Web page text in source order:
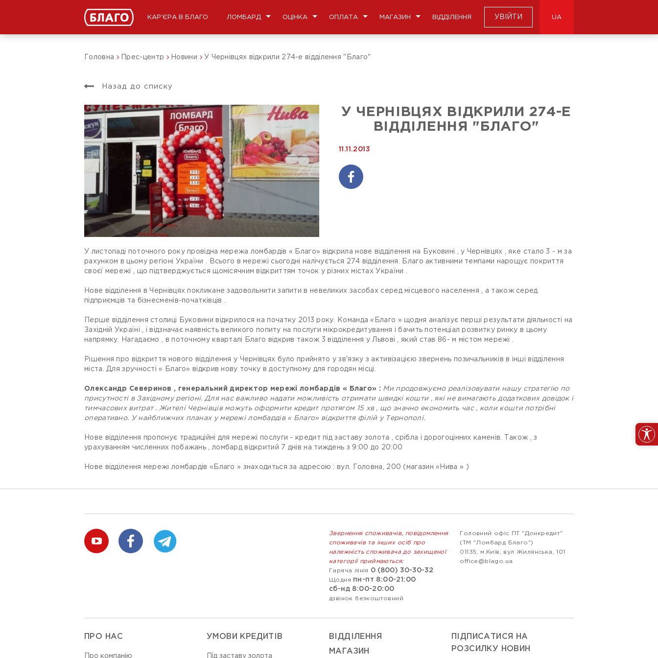
КАР'ЄРА В БЛАГО ЛОМБАРД ОЦІНКА ОПЛАТА МАГАЗИН ВІДДІЛЕННЯ УВІЙТИ UA
Головна Прес-центр Новини У Чернівцях відкрили 274-е відділення "Благо"
Назад до списку
У ЧЕРНІВЦЯХ ВІДКРИЛИ 274-Е
ВІДДІЛЕННЯ "БЛАГО"
11.11.2013
У листопаді поточного року провідна мережа ломбардів « Благо» відкрила нове відділення на Буковині , у Чернівцях , яке стало 3 - м за
рахунком в цьому регіоні України . Всього в мережі сьогодні налічується 274 відділення. Благо активними темпами нарощує покриття
своєї мережі , що підтверджується щомісячним відкриттям точок у різних містах України .
Нове відділення в Чернівцях покликане задовольнити запити в невеликих засобах серед місцевого населення , а також серед
підприємців та бізнесменів-початківців .
Перше відділення столиці Буковини відкрилося на початку 2013 року. Команда «Благо » щодня аналізує перші результати діяльності на
Західній Україні , і відзначає наявність великого попиту на послуги мікрокредитування і бачить потенціал розвитку ринку в цьому
напрямку. Нагадаємо , в поточному кварталі Благо відкрив також 3 відділення у Львові , який став 86- м містом мережі .
Рішення про відкриття нового відділення у Чернівцях було прийнято у зв'язку з активізацією звернень позичальників в інші відділення
міста. Для зручності « Благо» відкрив нову точку в доступному для городян місці.
Олександр Северинов , генеральний директор мережі ломбардів « Благо» : Ми продовжуємо реалізовувати нашу стратегію по
присутності в Західному регіоні. Для нас важливо надати можливість отримати швидкі кошти , які не вимагають додаткових довідок і
тимчасових витрат . Жителі Чернівців можуть оформити кредит протягом 15 хв , що значно економить час , коли кошти потрібні
оперативно. У найближчих планах у мережі ломбардів « Благо» відкриття філій у Тернополі.
Нове відділення пропонує традиційні для мережі послуги - кредит під заставу золота , срібла і дорогоцінних каменів. Також , з
урахуванням численних побажань , ломбард відкритий 7 днів на тиждень з 9:00 до 20:00
Нове відділення мережі ломбардів «Благо » знаходиться за адресою : вул. Головна, 200 (магазин «Нива » )
Звернення споживачів, повідомлення
споживачів та інших осіб про
належність споживача до захищеної
категорії приймаються:
Гаряча лінія
0 (800) 30-30-32
Щодня пн-пт 8:00-21:00
сб-нд 8:00-20:00
дзвінок безкоштовний
Головний офіс ПТ "Донкредит"
(ТМ "Ломбард Благо")
01135, м.Київ, вул Жилянська, 101
office@blago.ua
ПРО НАС
Про компанію
УМОВИ КРЕДИТІВ
Під заставу золота
ВIДДIЛЕННЯ
МАГАЗИН
ПІДПИСАТИСЯ НА
РОЗСИЛКУ НОВИН